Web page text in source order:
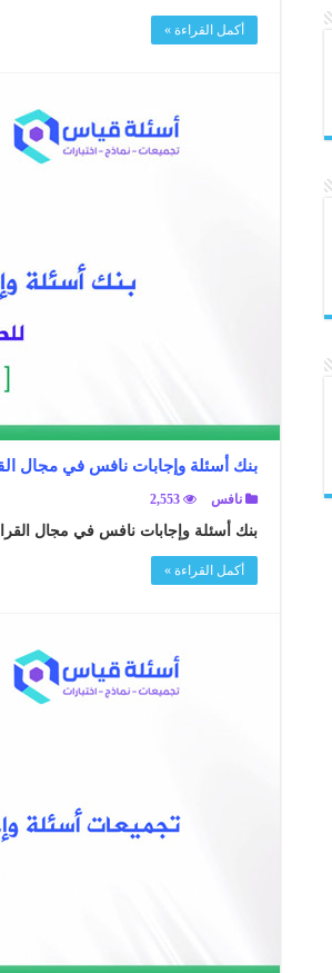
أكمل القراءة »
بنك أسئلة وإجابات نافس في مجال
نافس 2,553
بنك أسئلة وإجابات نافس في مجال
أكمل القراءة »